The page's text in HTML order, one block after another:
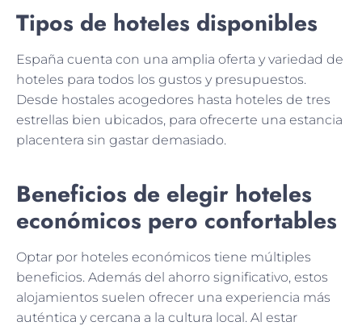
Tipos de hoteles disponibles
España cuenta con una amplia oferta y variedad de
hoteles para todos los gustos y presupuestos.
Desde hostales acogedores hasta hoteles de tres
estrellas bien ubicados, para ofrecerte una estancia
placentera sin gastar demasiado.
Beneficios de elegir hoteles
económicos pero confortables
Optar por hoteles económicos tiene múltiples
beneficios. Además del ahorro significativo, estos
alojamientos suelen ofrecer una experiencia más
auténtica y cercana a la cultura local. Al estar